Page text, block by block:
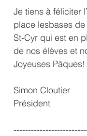
Je tiens à féliciter
place lesbases
St-Cyr qui est en
de nos élèves et
Joyeuses Pâques!
Simon Cloutier
Président